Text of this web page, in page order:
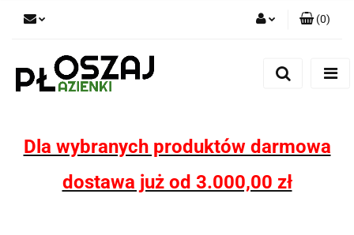
(0)
Dla wybranych produktów darmowa
dostawa już od 3.000,00 zł